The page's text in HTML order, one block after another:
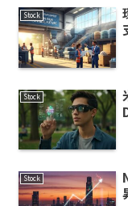
Stock
Stock
Stock